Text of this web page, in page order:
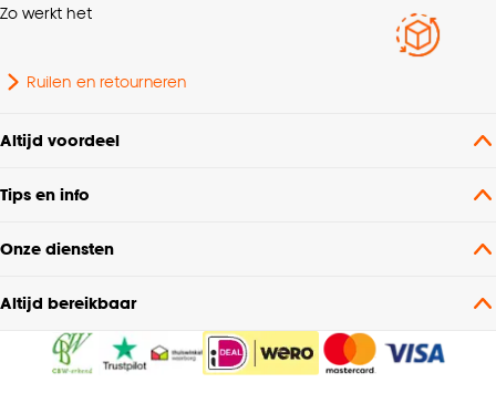
Zo werkt het
Ruilen en retourneren
Altijd voordeel
Tips en info
Onze diensten
Altijd bereikbaar